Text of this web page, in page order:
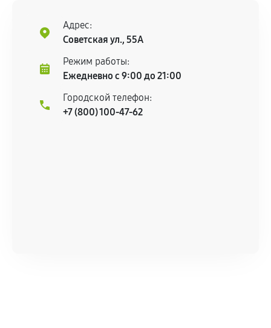
Адрес:
Советская ул., 55А
Режим работы:
Ежедневно с 9:00 до 21:00
Городской телефон:
+7 (800) 100-47-62